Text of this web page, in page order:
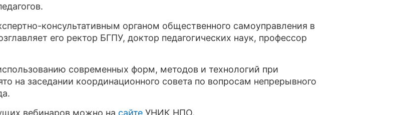
консультативным органом общественного самоуправления в
его ректор БГПУ, доктор педагогических наук, профессор
современных форм, методов и технологий при
на заседании координационного совета по вопросам непрерывного
вебинаров можно на сайте УНИК НПО.